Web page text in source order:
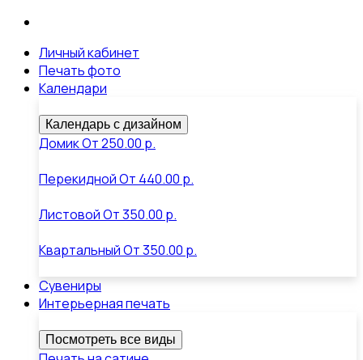
Личный кабинет
Печать фото
Календари
Календарь с дизайном
ДомикОт250.00 р.
ПерекиднойОт 440.00 р.
ЛистовойОт350.00 р.
КвартальныйОт350.00 р.
Сувениры
Интерьерная печать
Посмотреть все виды